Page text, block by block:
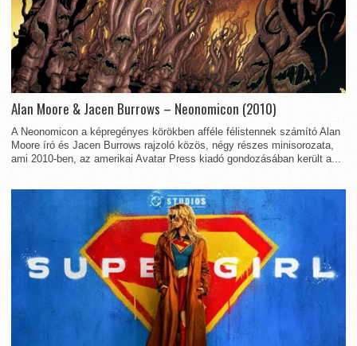
Alan Moore & Jacen Burrows – Neonomicon (2010)
A Neonomicon a képregényes körökben afféle félistennek számító Alan
Moore író és Jacen Burrows rajzoló közös, négy részes minisorozata,
ami 2010-ben, az amerikai Avatar Press kiadó gondozásában került a...